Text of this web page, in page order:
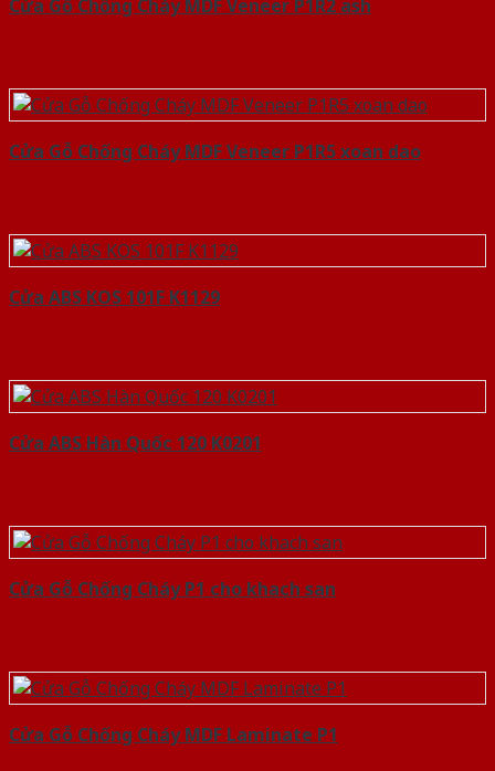
Cửa Gỗ Chống Cháy MDF Veneer P1R2 ash
Cửa Gỗ Chống Cháy MDF Veneer P1R5 xoan dao
Cửa ABS KOS 101F K1129
Cửa ABS Hàn Quốc 120 K0201
Cửa Gỗ Chống Cháy P1 cho khach san
Cửa Gỗ Chống Cháy MDF Laminate P1